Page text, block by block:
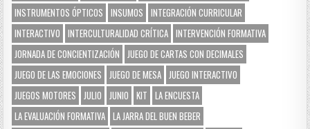
INSTRUMENTOS ÓPTICOS
INSUMOS
INTEGRACIÓN CURRICULAR
INTERACTIVO
INTERCULTURALIDAD CRÍTICA INTERVENCIÓN FORMATIVA
JORNADA DE CONCIENTIZACIÓN
JUEGO DE CARTAS CON DECIMALES
JUEGO DE LAS EMOCIONES
JUEGO DE MESA JUEGO INTERACTIVO
JUEGOS MOTORES
JULIO JUNIO KIT
LA ENCUESTA
LA EVALUACIÓN FORMATIVA LA JARRA DEL BUEN BEBER